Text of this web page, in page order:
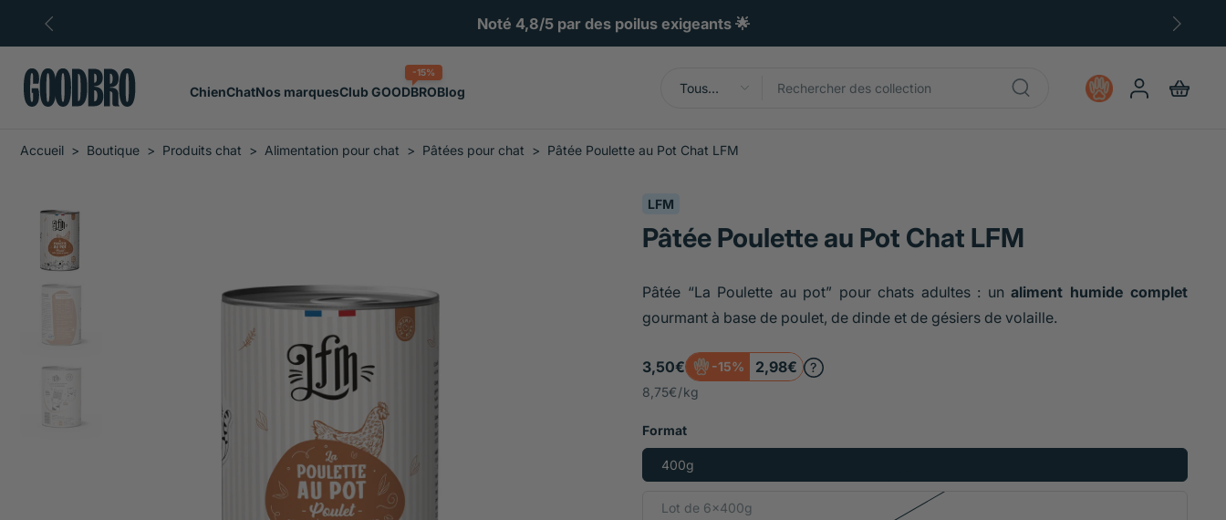
Noté 4,8/5 par des poilus exigeants 🌟
Tous
ChienChatNos marquesClub GOODBRO
-15%
Blog
Accueil > Boutique > Produits chat > Alimentation pour chat > Pâtées pour chat > Pâtée Poulette au Pot Chat LFM
Passer
aux
informations
sur
LFM
Pâtée Poulette au Pot Chat LFM
Pâtée “La Poulette au pot” pour chats adultes : un aliment humide complet
gourmant à base de poulet, de dinde et de gésiers de volaille.
3,50€ -15% 2,98€
8,75€/kg
Format
400g
Lot de 6x400g